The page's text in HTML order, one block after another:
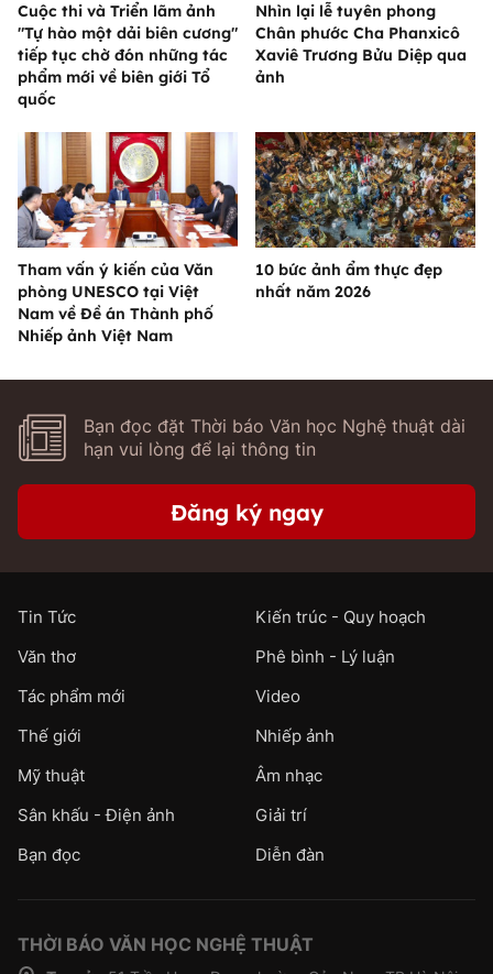
Cuộc thi và Triển lãm ảnh
"Tự hào một dải biên cương"
tiếp tục chờ đón những tác
phẩm mới về biên giới Tổ
quốc
Nhìn lại lễ tuyên phong
Chân phước Cha Phanxicô
Xaviê Trương Bửu Diệp qua
ảnh
Tham vấn ý kiến của Văn
phòng UNESCO tại Việt
Nam về Đề án Thành phố
Nhiếp ảnh Việt Nam
10 bức ảnh ẩm thực đẹp
nhất năm 2026
Bạn đọc đặt Thời báo Văn học Nghệ thuật dài
hạn vui lòng để lại thông tin
Đăng ký ngay
Tin Tức
Kiến trúc - Quy hoạch
Văn thơ
Phê bình - Lý luận
Tác phẩm mới
Video
Thế giới
Nhiếp ảnh
Mỹ thuật
Âm nhạc
Sân khấu - Điện ảnh
Giải trí
Bạn đọc
Diễn đàn
THỜI BÁO VĂN HỌC NGHỆ THUẬT